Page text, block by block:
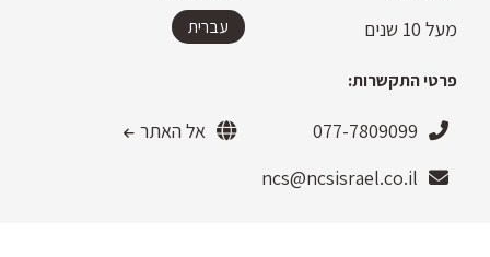
מעל 10 שנים
עברית
פרטי התקשרות:
077-7809099
אל האתר
ncs@ncsisrael.co.il